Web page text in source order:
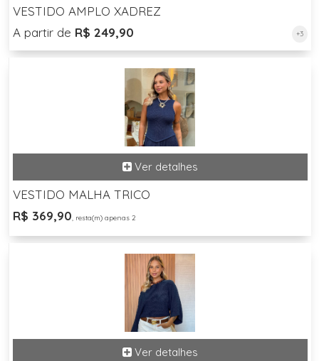
VESTIDO AMPLO XADREZ
A partir de R$ 249,90 +3
VESTIDO MALHA TRICO
R$ 369,90, resta(m) apenas 2